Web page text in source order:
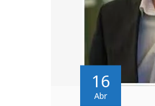
16
Abr